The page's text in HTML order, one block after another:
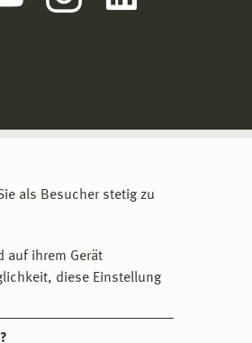
als Besucher stetig zu
auf ihrem Gerät
diese Einstellung